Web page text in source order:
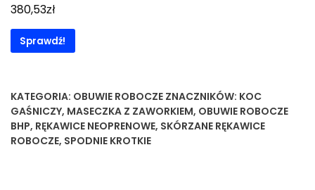
380,53zł
Sprawdź!
KATEGORIA: OBUWIE ROBOCZE ZNACZNIKÓW: KOC
GAŚNICZY, MASECZKA Z ZAWORKIEM, OBUWIE ROBOCZE
BHP, RĘKAWICE NEOPRENOWE, SKÓRZANE RĘKAWICE
ROBOCZE, SPODNIE KROTKIE